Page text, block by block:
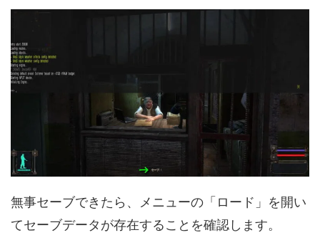
無事セーブできたら、メニューの「ロード」を開い
てセーブデータが存在することを確認します。